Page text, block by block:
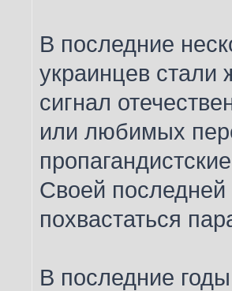
В последние
украинцев стали
сигнал
или любимых
Своей последней
похвастаться
В последние